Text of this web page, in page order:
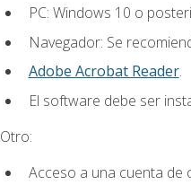
PC: Windows 10 o
Navegador: Se
Adobe Acrobat Reader.
El software debe ser
Otro:
Acceso a una cuenta